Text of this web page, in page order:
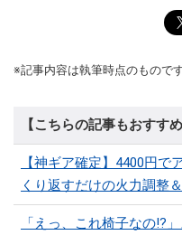
※記事内容は執筆時点のもので
【こちらの記事もおすすめ
【神ギア確定】4400円で
くり返すだけの火力調整
「えっ、これ椅子なの!?